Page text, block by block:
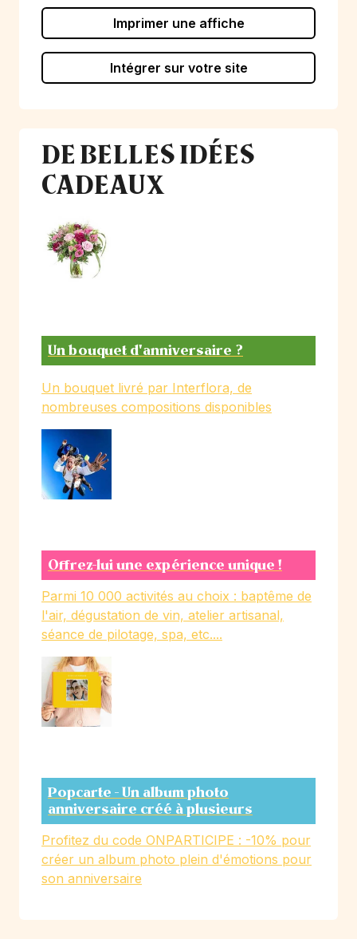
Imprimer une affiche
Intégrer sur votre site
DE BELLES IDÉES
CADEAUX
Un bouquet d'anniversaire ?
Un bouquet livré par Interflora, de
nombreuses compositions disponibles
Offrez-lui une expérience unique !
Parmi 10 000 activités au choix : baptême de
l'air, dégustation de vin, atelier artisanal,
séance de pilotage, spa, etc....
Popcarte - Un album photo
anniversaire créé à plusieurs
Profitez du code ONPARTICIPE : -10% pour
créer un album photo plein d'émotions pour
son anniversaire